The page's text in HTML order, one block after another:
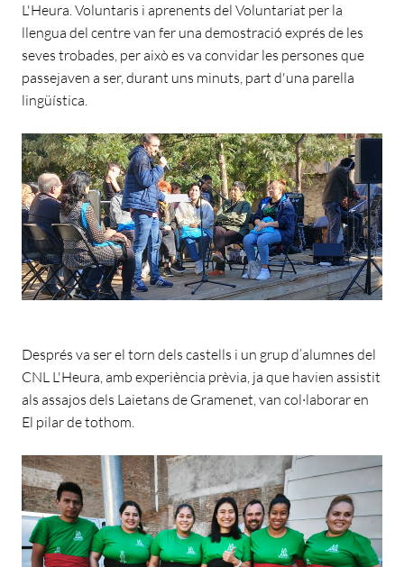
L'Heura. Voluntaris i aprenents del Voluntariat per la
llengua del centre van fer una demostració exprés de les
seves trobades, per això es va convidar les persones que
passejaven a ser, durant uns minuts, part d'una parella
lingüística.
Després va ser el torn dels castells i un grup d’alumnes del
CNL L'Heura, amb experiència prèvia, ja que havien assistit
als assajos dels Laietans de Gramenet, van col·laborar en
El pilar de tothom.